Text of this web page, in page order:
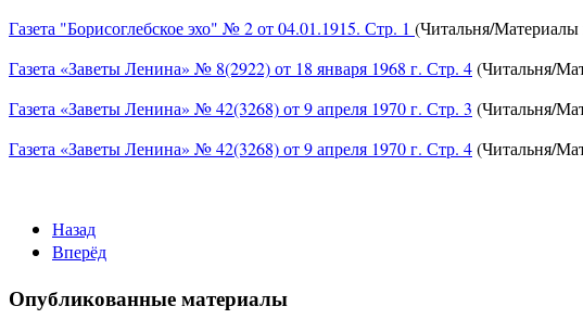
Газета "Борисоглебское эхо" № 2 от 04.01.1915. Стр. 1 (Читальня/Материалы
Газета «Заветы Ленина» № 8(2922) от 18 января 1968 г. Стр. 4(Читальня/
Газета «Заветы Ленина» № 42(3268) от 9 апреля 1970 г. Стр. 3 (Читальня/
Газета «Заветы Ленина» № 42(3268) от 9 апреля 1970 г. Стр. 4(Читальня/
Назад
Вперёд
Опубликованные материалы